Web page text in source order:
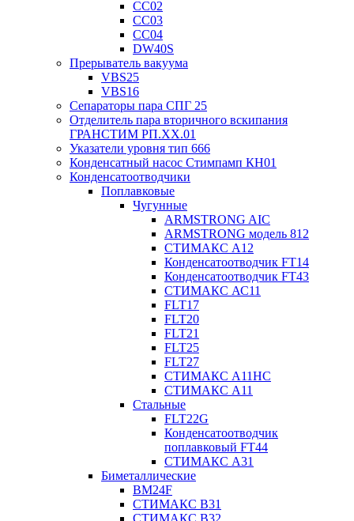
СС02
СС03
СС04
DW40S
Прерыватель вакуума
VBS25
VBS16
Сепараторы пара СПГ 25
Отделитель пара вторичного вскипания
ГРАНСТИМ РП.XX.01
Указатели уровня тип 666
Конденсатный насос Стимпамп КН01
Конденсатоотводчики
Поплавковые
Чугунные
ARMSTRONG AIC
ARMSTRONG модель 812
СТИМАКС А12
Конденсатоотводчик FT14
Конденсатоотводчик FT43
СТИМАКС АС11
FLT17
FLT20
FLT21
FLT25
FLT27
СТИМАКС А11HC
СТИМАКС А11
Стальные
FLT22G
Конденсатоотводчик
поплавковый FT44
СТИМАКС А31
Биметаллические
BM24F
СТИМАКС B31
СТИМАКС В32